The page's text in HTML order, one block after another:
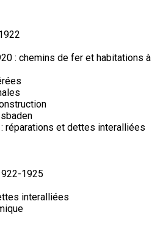
: chemins de fer et habitations à
réparations et dettes interalliées
1925
interalliées